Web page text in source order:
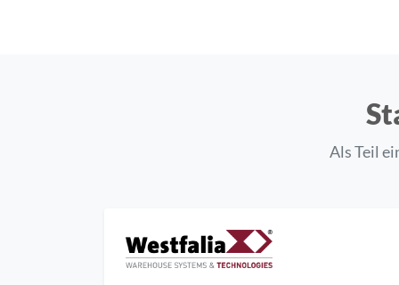
Als Teil